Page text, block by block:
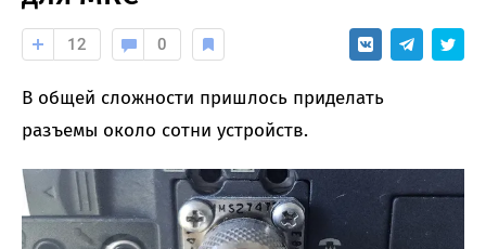
12 0
В общей сложности пришлось приделать
разъемы около сотни устройств.